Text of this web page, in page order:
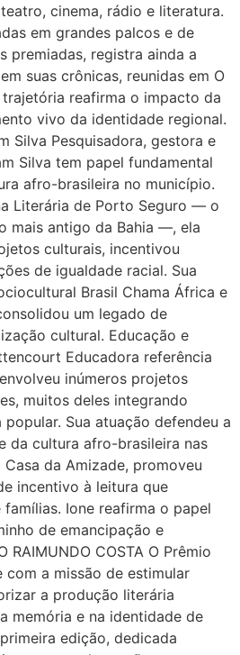
cinema, rádio e literatura.
em grandes palcos e de
premiadas, registra ainda a
suas crônicas, reunidas em O
trajetória reafirma o impacto da
vivo da identidade regional.
Silva Pesquisadora, gestora e
Silva tem papel fundamental
afro-brasileira no município.
Literária de Porto Seguro — o
mais antigo da Bahia —, ela
culturais, incentivou
de igualdade racial. Sua
Brasil Chama África e
um legado de
cultural. Educação e
Educadora referência
inúmeros projetos
muitos deles integrando
Sua atuação defendeu a
da cultura afro-brasileira nas
da Amizade, promoveu
incentivo à leitura que
Ione reafirma o papel
de emancipação e
RAIMUNDO COSTA O Prêmio
com a missão de estimular
a produção literária
memória e na identidade de
edição, dedicada